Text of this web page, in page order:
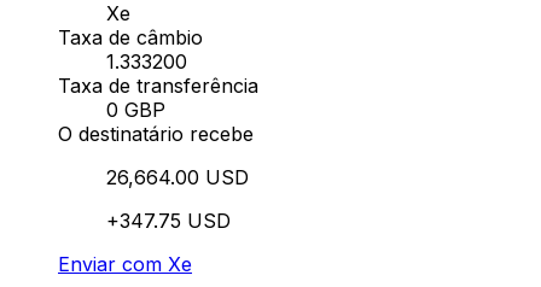
Xe
Taxa de câmbio
1.333200
Taxa de transferência
0 GBP
O destinatário recebe
26,664.00 USD
+347.75 USD
Enviar com Xe